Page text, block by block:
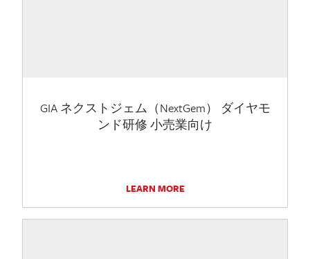
GIA ネクストジェム（NextGem） ダイヤモ
ンド研修 小売業向け
LEARN MORE